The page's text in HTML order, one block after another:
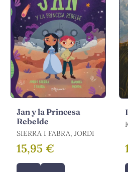
Jan y la Princesa
Rebelde
SIERRA I FABRA, JORDI
15,95 €